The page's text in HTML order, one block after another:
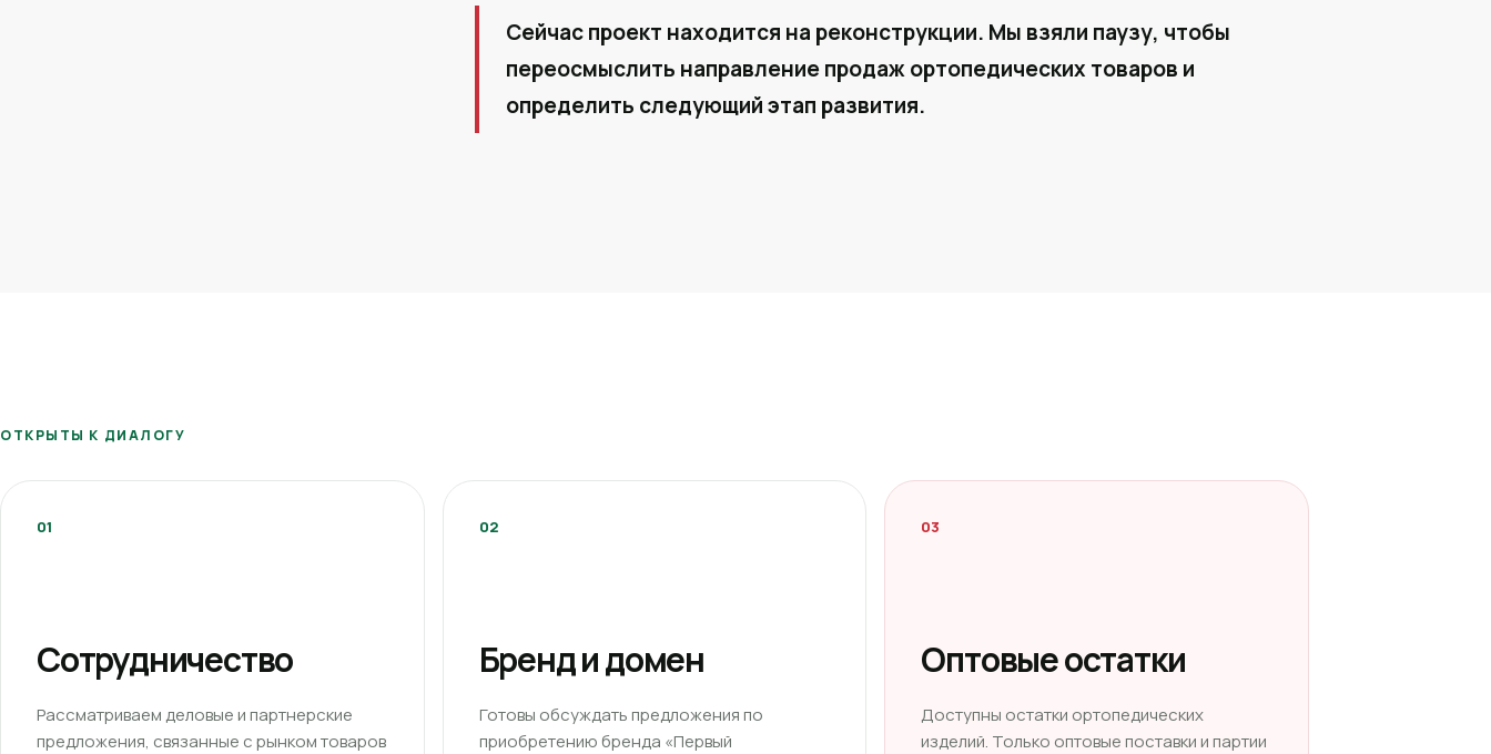
Сейчас проект находится на реконструкции. Мы взяли паузу, чтобы
переосмыслить направление продаж ортопедических товаров и
определить следующий этап развития.
ОТКРЫТЫ К ДИАЛОГУ
01
Сотрудничество
Рассматриваем деловые и партнерские
предложения, связанные с рынком товаров
02
Бренд и домен
Готовы обсуждать предложения по
приобретению бренда «Первый
03
Оптовые остатки
Доступны остатки ортопедических
изделий. Только оптовые поставки и партии